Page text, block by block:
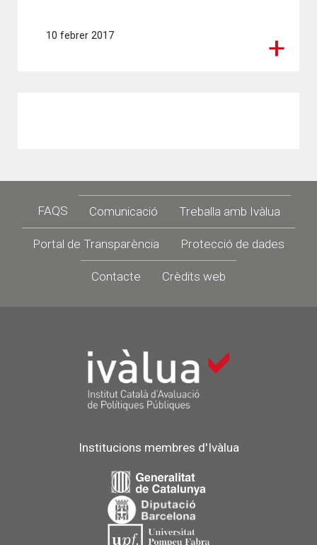
10 febrer 2017
Footer
FAQS Comunicació Treballa amb Ivàlua
Portal de Transparència Protecció de dades
Contacte Crèdits web
Institucions membres d'Ivàlua